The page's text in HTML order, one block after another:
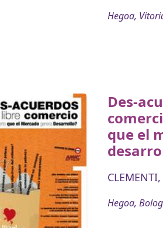
Hegoa,
Des-
que el
Hegoa,